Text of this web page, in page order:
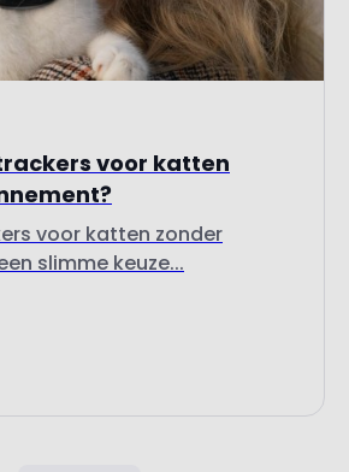
Mustreads
voor katten zonder
slimme keuze...